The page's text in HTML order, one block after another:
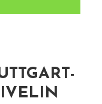
IVELIN